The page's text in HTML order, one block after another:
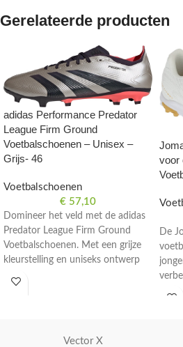
Gerelateerde producten
adidas Performance Predator
League Firm Ground
Voetbalschoenen – Unisex –
Grijs- 46
Voetbalschoenen
€ 57,10
Domineer het veld met de adidas
Predator League Firm Ground
Voetbalschoenen. Met een grijze
kleurstelling en uniseks ontwerp
voor
De
Vector X